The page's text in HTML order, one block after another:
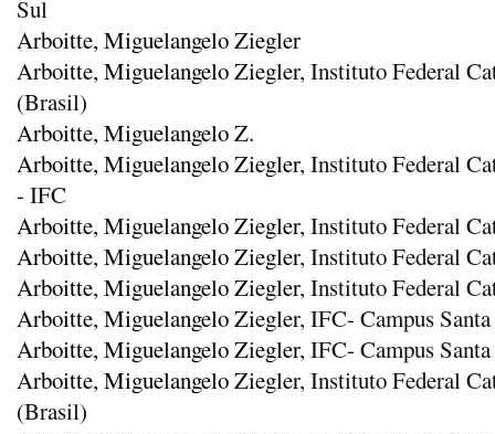
Sul
Arboitte, Miguelangelo Ziegler
Arboitte, Miguelangelo Ziegler, Instituto Federal
(Brasil)
Arboitte, Miguelangelo Z.
Arboitte, Miguelangelo Ziegler, Instituto Federal
- IFC
Arboitte, Miguelangelo Ziegler, Instituto Federal
Arboitte, Miguelangelo Ziegler, Instituto Federal
Arboitte, Miguelangelo Ziegler, Instituto Federal
Arboitte, Miguelangelo Ziegler, IFC- Campus
Arboitte, Miguelangelo Ziegler, IFC- Campus
Arboitte, Miguelangelo Ziegler, Instituto Federal
(Brasil)